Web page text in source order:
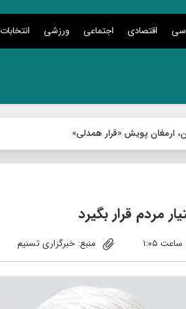
اقتصادی اجتماعی ورزشی انتخابات
مردم قرار بگیرد
منبع: خبرگزاری تسنیم